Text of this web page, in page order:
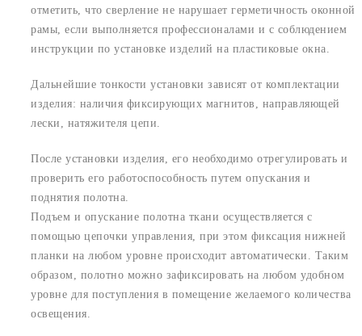
отметить, что сверление не нарушает герметичность оконной
рамы, если выполняется профессионалами и с соблюдением
инструкции по установке изделий на пластиковые окна.
Дальнейшие тонкости установки зависят от комплектации
изделия: наличия фиксирующих магнитов, направляющей
лески, натяжителя цепи.
После установки изделия, его необходимо отрегулировать и
проверить его работоспособность путем опускания и
поднятия полотна.
Подъем и опускание полотна ткани осуществляется с
помощью цепочки управления, при этом фиксация нижней
планки на любом уровне происходит автоматически. Таким
образом, полотно можно зафиксировать на любом удобном
уровне для поступления в помещение желаемого количества
освещения.